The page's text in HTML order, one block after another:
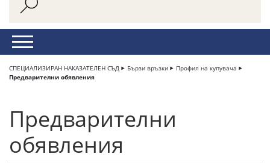
СПЕЦИАЛИЗИРАН НАКАЗАТЕЛЕН СЪД Бързи връзки
Профил на купувача
Предварителни обявления
Предварителни
обявления